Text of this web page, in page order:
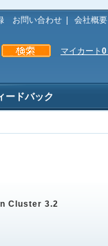
お問い合わせ 会社概要
マイカート 0
ードバック
Cluster 3.2